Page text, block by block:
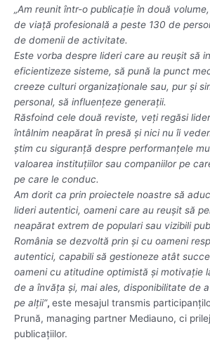
„Am reunit într-o publicație în două
de viață profesională a peste 130 de
de domenii de activitate.
Este vorba despre lideri care au reușit să
eficientizeze sisteme, să pună la punct
creeze culturi organizaționale sau, pur și
personal, să influențeze generații.
Răsfoind cele două reviste, veți regăsi
întâlnim neapărat în presă și nici nu îi
știm cu siguranță despre performanțele
valoarea instituțiilor sau companiilor pe
pe care le conduc.
Am dorit ca prin proiectele noastre să
lideri autentici, oameni care au reușit să
neapărat extrem de populari sau vizibili
România se dezvoltă prin și cu oameni
autentici, capabili să gestioneze atât
oameni cu atitudine optimistă și motivație
de a învăța și, mai ales, disponibilitate de
pe alții”, este mesajul transmis
Prună, managing partner Mediauno, ci
publicațiilor.